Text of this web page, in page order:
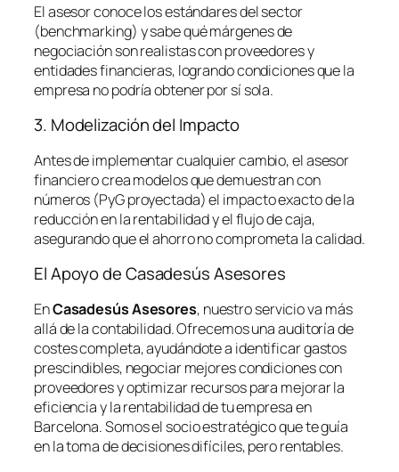
El asesor conoce los estándares del sector
(benchmarking) y sabe qué márgenes de
negociación son realistas con proveedores y
entidades financieras, logrando condiciones que la
empresa no podría obtener por sí sola.
3. Modelización del Impacto
Antes de implementar cualquier cambio, el asesor
financiero crea modelos que demuestran con
números (PyG proyectada) el impacto exacto de la
reducción en la rentabilidad y el flujo de caja,
asegurando que el ahorro no comprometa la calidad.
El Apoyo de Casadesús Asesores
EnCasadesús Asesores, nuestro servicio va más
allá de la contabilidad. Ofrecemos una auditoría de
costes completa, ayudándote a identificar gastos
prescindibles, negociar mejores condiciones con
proveedores y optimizar recursos para mejorar la
eficiencia y la rentabilidad de tu empresa en
Barcelona. Somos el socio estratégico que te guía
en la toma de decisiones difíciles, pero rentables.